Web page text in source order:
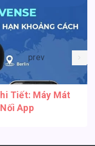
Tiết: Máy Mát
App
prev